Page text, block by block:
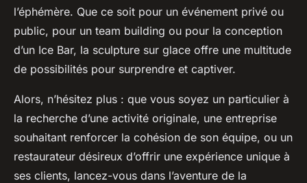
l’éphémère. Que ce soit pour un événement privé ou
public, pour un team building ou pour la conception
d’un Ice Bar, la sculpture sur glace offre une multitude
de possibilités pour surprendre et captiver.
Alors, n’hésitez plus : que vous soyez un particulier à
la recherche d’une activité originale, une entreprise
souhaitant renforcer la cohésion de son équipe, ou un
restaurateur désireux d’offrir une expérience unique à
ses clients, lancez-vous dans l’aventure de la